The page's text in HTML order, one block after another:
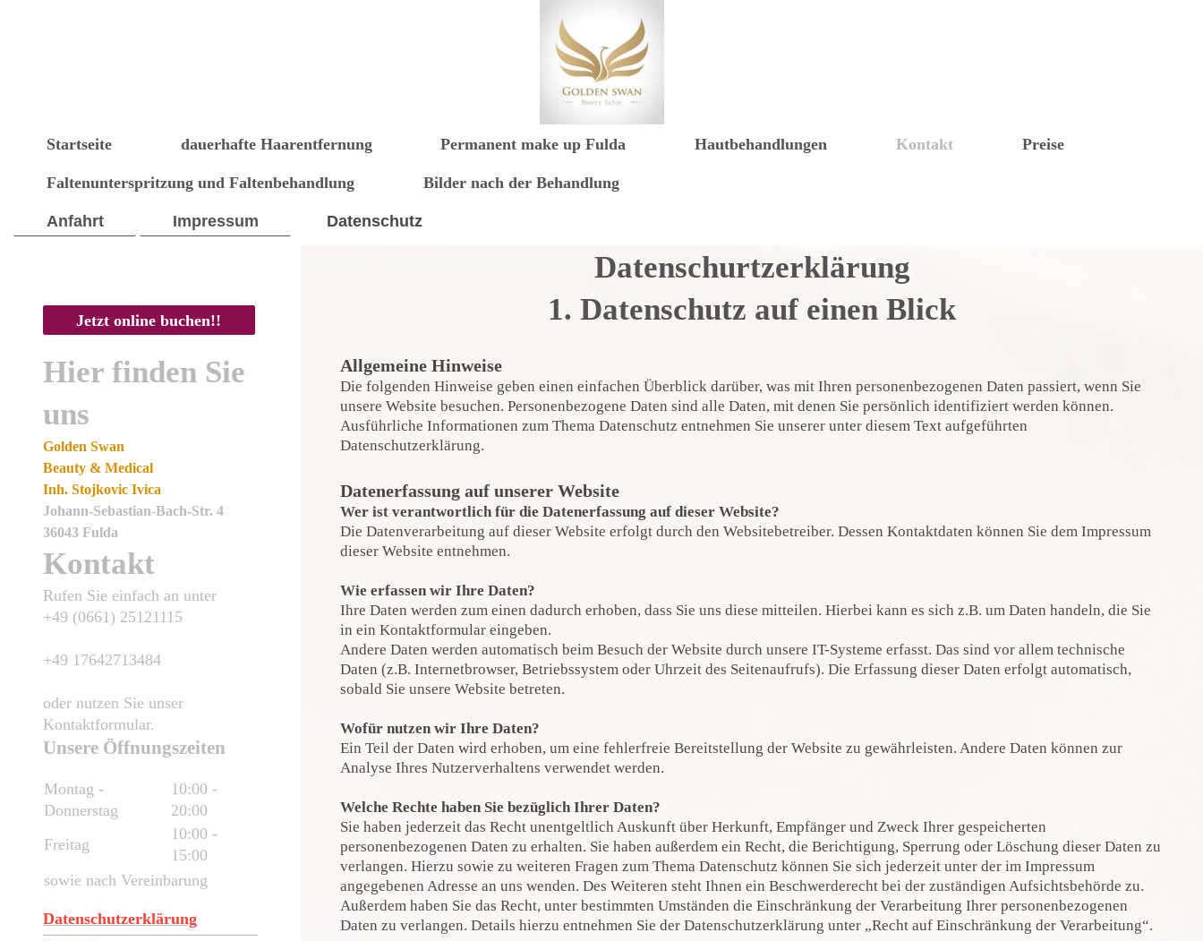
Startseite dauerhafte Haarentfernung Permanent make up Fulda Hautbehandlungen Kontakt Preise
Faltenunterspritzung und Faltenbehandlung Bilder nach der Behandlung
Anfahrt Impressum Datenschutz
Datenschurtzerklärung
1. Datenschutz auf einen Blick
Allgemeine Hinweise
Die folgenden Hinweise geben einen einfachen Überblick darüber, was mit Ihren personenbezogenen Daten passiert, wenn Sie
unsere Website besuchen. Personenbezogene Daten sind alle Daten, mit denen Sie persönlich identifiziert werden können.
Ausführliche Informationen zum Thema Datenschutz entnehmen Sie unserer unter diesem Text aufgeführten
Datenschutzerklärung.
Datenerfassung auf unserer Website
Wer ist verantwortlich für die Datenerfassung auf dieser Website?
Die Datenverarbeitung auf dieser Website erfolgt durch den Websitebetreiber. Dessen Kontaktdaten können Sie dem Impressum
dieser Website entnehmen.
Wie erfassen wir Ihre Daten?
Ihre Daten werden zum einen dadurch erhoben, dass Sie uns diese mitteilen. Hierbei kann es sich z.B. um Daten handeln, die Sie
in ein Kontaktformular eingeben.
Andere Daten werden automatisch beim Besuch der Website durch unsere IT-Systeme erfasst. Das sind vor allem technische
Daten (z.B. Internetbrowser, Betriebssystem oder Uhrzeit des Seitenaufrufs). Die Erfassung dieser Daten erfolgt automatisch,
sobald Sie unsere Website betreten.
Wofür nutzen wir Ihre Daten?
Ein Teil der Daten wird erhoben, um eine fehlerfreie Bereitstellung der Website zu gewährleisten. Andere Daten können zur
Analyse Ihres Nutzerverhaltens verwendet werden.
Welche Rechte haben Sie bezüglich Ihrer Daten?
Sie haben jederzeit das Recht unentgeltlich Auskunft über Herkunft, Empfänger und Zweck Ihrer gespeicherten
personenbezogenen Daten zu erhalten. Sie haben außerdem ein Recht, die Berichtigung, Sperrung oder Löschung dieser Daten zu
verlangen. Hierzu sowie zu weiteren Fragen zum Thema Datenschutz können Sie sich jederzeit unter der im Impressum
angegebenen Adresse an uns wenden. Des Weiteren steht Ihnen ein Beschwerderecht bei der zuständigen Aufsichtsbehörde zu.
Außerdem haben Sie das Recht, unter bestimmten Umständen die Einschränkung der Verarbeitung Ihrer personenbezogenen
Daten zu verlangen. Details hierzu entnehmen Sie der Datenschutzerklärung unter „Recht auf Einschränkung der Verarbeitung“.
Jetzt online buchen!!
Hier finden Sie
uns
Golden Swan
Beauty & Medical
Inh. Stojkovic Ivica
Johann-Sebastian-Bach-Str. 4
36043 Fulda
Kontakt
Rufen Sie einfach an unter
+49 (0661) 25121115
+49 17642713484
oder nutzen Sie unser
Kontaktformular.
Unsere Öffnungszeiten
Montag -
Donnerstag
10:00 -
20:00
Freitag
10:00 -
15:00
sowie nach Vereinbarung
Datenschutzerklärung